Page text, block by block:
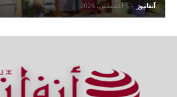
آنفانيوز - 5 أغسطس، 2026